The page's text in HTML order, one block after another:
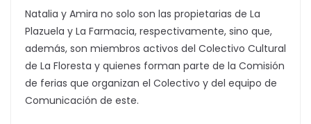
Natalia y Amira no solo son las propietarias de La
Plazuela y La Farmacia, respectivamente, sino que,
además, son miembros activos del Colectivo Cultural
de La Floresta y quienes forman parte de la Comisión
de ferias que organizan el Colectivo y del equipo de
Comunicación de este.